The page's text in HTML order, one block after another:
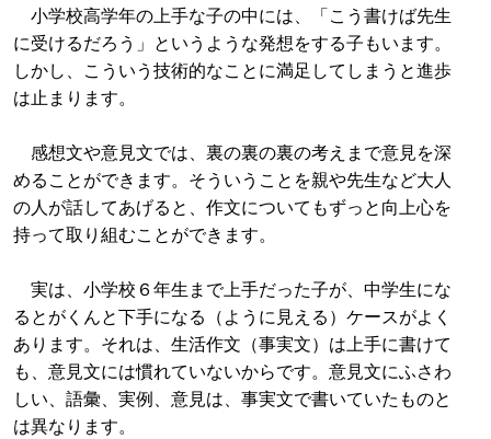
小学校高学年の上手な子の中には、「こう書けば先生
に受けるだろう」というような発想をする子もいます。
しかし、こういう技術的なことに満足してしまうと進歩
は止まります。
感想文や意見文では、裏の裏の裏の考えまで意見を深
めることができます。そういうことを親や先生など大人
の人が話してあげると、作文についてもずっと向上心を
持って取り組むことができます。
実は、小学校６年生まで上手だった子が、中学生にな
るとがくんと下手になる（ように見える）ケースがよく
あります。それは、生活作文（事実文）は上手に書けて
も、意見文には慣れていないからです。意見文にふさわ
しい、語彙、実例、意見は、事実文で書いていたものと
は異なります。